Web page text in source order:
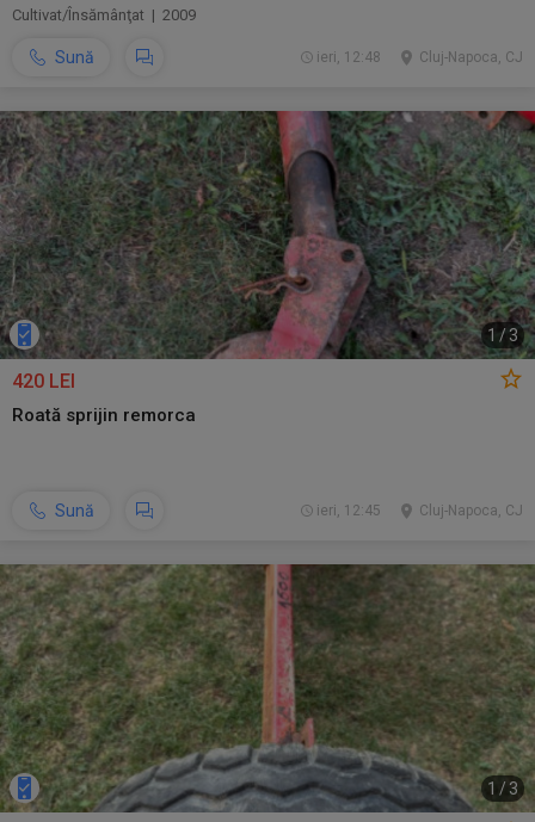
Cultivat/Însămânţat | 2009
Sună Cluj-Napoca, CJ
ieri, 12:48
1 /3
420 LEI
Roată sprijin remorca
Sună Cluj-Napoca, CJ
ieri, 12:45
1 /3